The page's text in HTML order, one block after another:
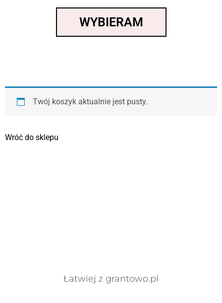
WYBIERAM
Twój koszyk aktualnie jest pusty.
Wróć do sklepu
Łatwiej z grantowo.pl